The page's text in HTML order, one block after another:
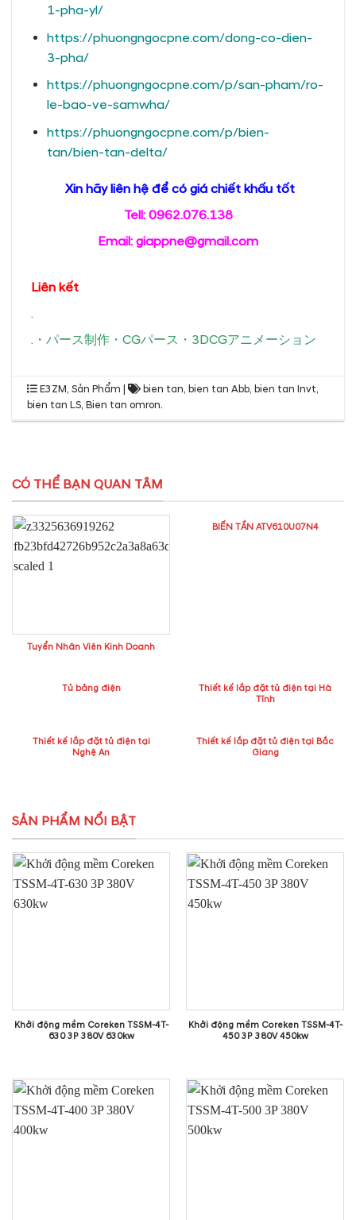
1-pha-yl/
https://phuongngocpne.com/dong-co-dien-
3-pha/
https://phuongngocpne.com/p/san-pham/ro-
le-bao-ve-samwha/
https://phuongngocpne.com/p/bien-
tan/bien-tan-delta/
Xin hãy liên hệ để có giá chiết khấu tốt
Tell: 0962.076.138
Email: giappne@gmail.com
Liên kết
.
. ・ パース制作 ・ CGパース ・ 3DCGアニメーション
E3ZM,Sản Phẩm | bien tan, bien tan Abb, bien tan Invt,
bien tan LS,Bien tan omron.
CÓ THỂ BẠN QUAN TÂM
Tuyển Nhân Viên Kinh Doanh
BIẾN TẦN ATV610U07N4
Tủ bảng điện
Thiết kế lắp đặt tủ điện tại Hà
Tĩnh
Thiết kế lắp đặt tủ điện tại
Nghệ An
Thiết kế lắp đặt tủ điện tại Bắc
Giang
SẢN PHẨM NỔI BẬT
Khởi động mềm Coreken TSSM-4T-
630 3P 380V 630kw
Khởi động mềm Coreken TSSM-4T-
450 3P 380V 450kw